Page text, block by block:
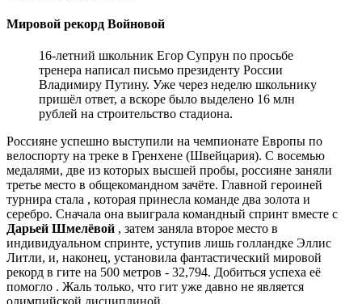
Мировой рекорд Войновой
16-летний школьник Егор Супрун по просьбе
тренера написал письмо президенту России
Владимиру Путину. Уже через неделю школьнику
пришёл ответ, а вскоре было выделено 16 млн
рублей на строительство стадиона.
Россияне успешно выступили на чемпионате Европы по
велоспорту на треке в Гренхене (Швейцария). С восемью
медалями, две из которых высшей пробы, россияне заняли
третье место в общекомандном зачёте. Главной героиней
турнира стала , которая принесла команде два золота и
серебро. Сначала она выиграла командный спринт вместе с
Дарьей Шмелёвой , затем заняла второе место в
индивидуальном спринте, уступив лишь голландке Эллис
Литли, и, наконец, установила фантастический мировой
рекорд в гите на 500 метров - 32,794. Добиться успеха её
помогло . Жаль только, что гит уже давно не является